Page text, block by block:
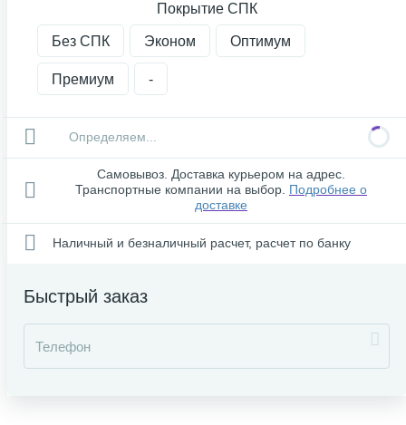
Покрытие СПК
Без СПК Эконом Оптимум
Премиум -
Определяем...
Самовывоз. Доставка курьером на адрес.
Транспортные компании на выбор. Подробнее о
доставке
Наличный и безналичный расчет, расчет по банку
Быстрый заказ